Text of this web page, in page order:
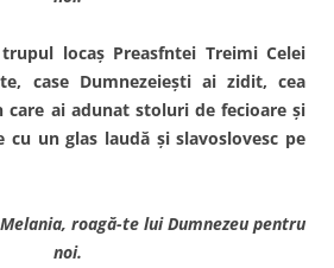
locaş Preasfntei Treimi Celei
case Dumneze­ieşti ai zidit, cea
care ai adunat stoluri de fecioare şi
cu un glas laudă şi slavoslovesc pe
roagă-te lui Dumnezeu pentru
noi.